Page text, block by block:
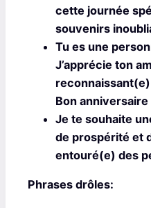
cette journée
souvenirs
Tu es une
J’apprécie ton
reconnaissant(e)
Bon anniversaire
Je te souhaite
de prospérité et
entouré(e) des
Phrases drôles: